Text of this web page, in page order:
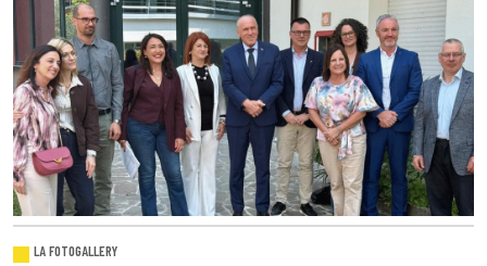
LA FOTOGALLERY